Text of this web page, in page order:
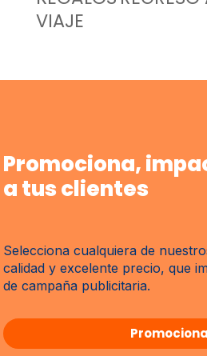
VIAJE
Promociona,
a tus clientes
Selecciona cualquiera de
calidad y excelente precio, que
de campaña publicitaria.